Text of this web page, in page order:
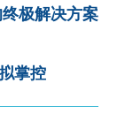
极解决方案
掌控